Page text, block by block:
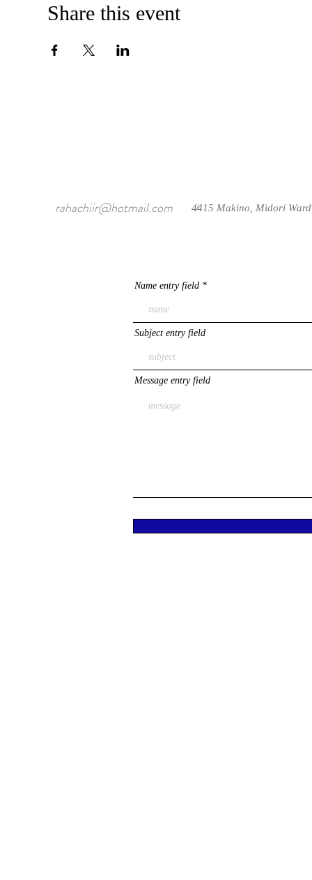
Share this event
rahachiir@hotmail.com /
4415 Makino, Midori
Name entry field
Subject entry field
Message entry field